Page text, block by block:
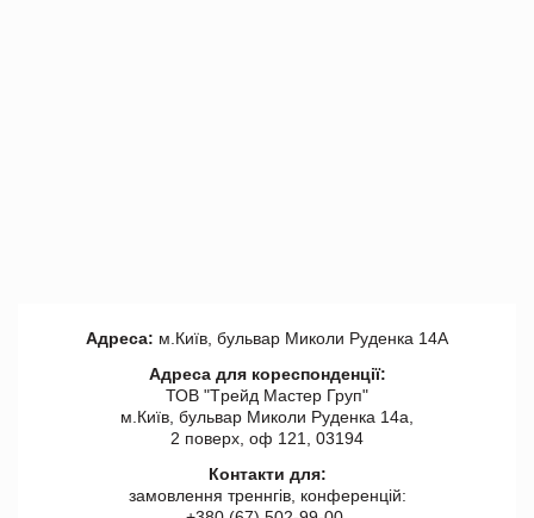
Адреса: м.Київ, бульвар Миколи Руденка 14А
Адреса для кореспонденції:
ТОВ "Tрейд Мастер Груп"
м.Київ, бульвар Миколи Руденка 14а,
2 поверх, оф 121, 03194
Контакти для:
замовлення треннгів, конференцій: